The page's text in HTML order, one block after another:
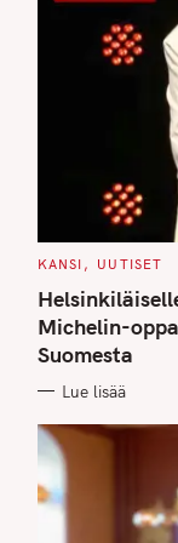
C
T
E
G
O
R
I
S
KANSI UUTISET
Michelin-
Suomesta
Lue lisää